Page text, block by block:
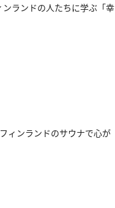
ランドの人たちに学ぶ「幸
ィンランドのサウナで心が